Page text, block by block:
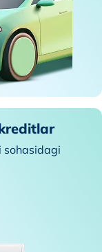
sohasidagi